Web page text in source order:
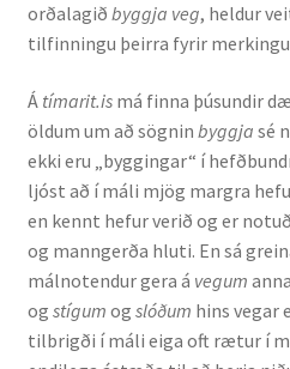
orðalagið byggja veg, heldur
tilfinningu þeirra fyrir
Á tímarit.ismá finna þúsundir
öldum um að sögnin byggja sé
ekki eru „byggingar“ í
ljóst að í máli mjög margra
en kennt hefur verið og er
og manngerða hluti. En sá
málnotendur gera á vegum
og stígum og slóðum hins vegar
tilbrigði í máli eiga oft rætur í